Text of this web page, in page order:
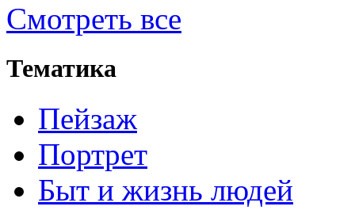
Смотреть все
Тематика
Пейзаж
Портрет
Быт и жизнь людей